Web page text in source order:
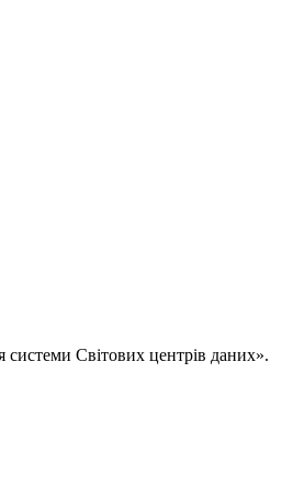
системи Світових центрів даних».